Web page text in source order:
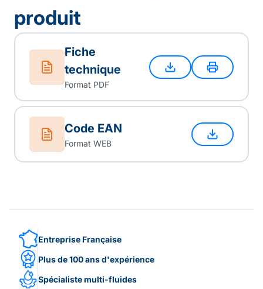
produit
Fiche
technique
Format PDF
Code EAN
Format WEB
Entreprise Française
Plus de 100 ans d'expérience
Spécialiste multi-fluides